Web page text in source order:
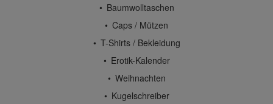
Baumwolltaschen
Caps / Mützen
T-Shirts / Bekleidung
Erotik-Kalender
Weihnachten
Kugelschreiber